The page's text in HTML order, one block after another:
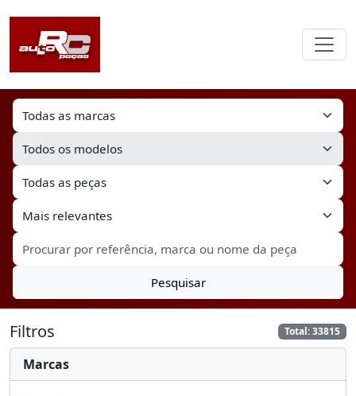
Pesquisar
Filtros Total: 33815
Marcas